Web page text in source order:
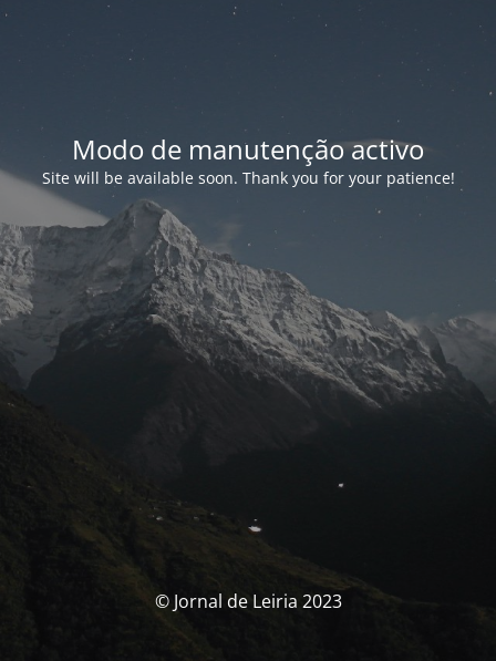
Modo de manutenção activo
Site will be available soon. Thank you for your patience!
© Jornal de Leiria 2023